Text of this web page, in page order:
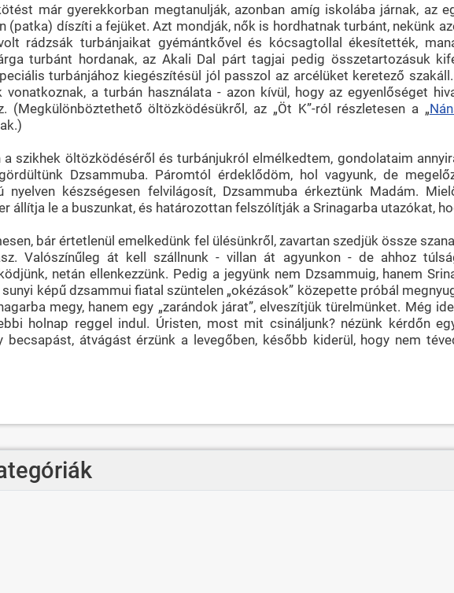
már gyerekkorban megtanulják, azonban amíg iskolába járnak, az
(patka) díszíti a fejüket. Azt mondják, nők is hordhatnak turbánt, nekünk
rádzsák turbánjaikat gyémántkővel és kócsagtollal ékesítették,
turbánt hordanak, az Akali Dal párt tagjai pedig összetartozásuk
turbánjához kiegészítésül jól passzol az arcélüket keretező
vonatkoznak, a turbán használata - azon kívül, hogy az egyenlőséget
(Megkülönböztethető öltözködésükről, az „Öt K”-ról részletesen a „
a szikhek öltözködéséről és turbánjukról elmélkedtem, gondolataim
Dzsammuba. Páromtól érdeklődöm, hol vagyunk, de
nyelven készségesen felvilágosít, Dzsammuba érkeztünk Madám.
állítja le a buszunkat, és határozottan felszólítják a Srinagarba utazókat,
bár értetlenül emelkedünk fel ülésünkről, zavartan szedjük össze
Valószínűleg át kell szállnunk - villan át agyunkon - de ahhoz
netán ellenkezzünk. Pedig a jegyünk nem Dzsammuig, hanem
képű dzsammui fiatal szüntelen „okézások” közepette próbál
megy, hanem egy „zarándok járat”, elveszítjük türelmünket. Még
holnap reggel indul. Úristen, most mit csináljunk? nézünk kérdőn
átvágást érzünk a levegőben, később kiderül, hogy nem